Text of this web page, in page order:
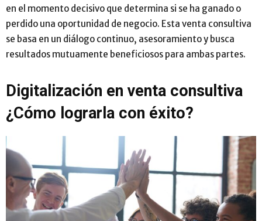
en el momento decisivo que determina si se ha ganado o
perdido una oportunidad de negocio. Esta venta consultiva
se basa en un diálogo continuo, asesoramiento y busca
resultados mutuamente beneficiosos para ambas partes.
Digitalización en venta consultiva
¿Cómo lograrla con éxito?